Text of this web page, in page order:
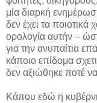
μία διαρκή
δεν έχει τα ποιοτικά
ορολογία αυτήν –
για την ανυπαίτια
κάποιο επίδομα
δεν αξιώθηκε ποτέ να
Κάπου εδώ η